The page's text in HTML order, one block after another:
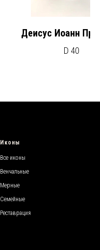
Деисус Иоанн
D 40
Иконы
Все иконы
Венчальные
Мерные
Семейные
Реставрация